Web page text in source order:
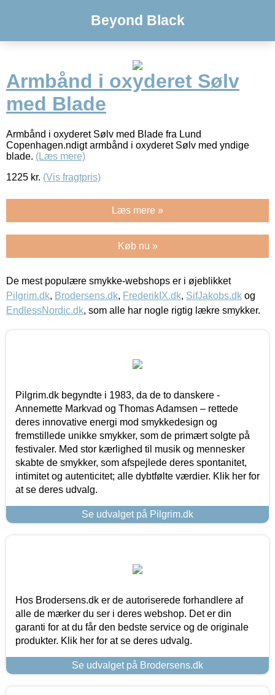
Beyond Black
Armbånd i oxyderet Sølv
med Blade
Armbånd i oxyderet Sølv med Blade fra Lund
Copenhagen.ndigt armbånd i oxyderet Sølv med yndige
blade. (Læs mere)
1225 kr. (Vis fragtpris)
Læs mere »
Køb nu »
De mest populære smykke-webshops er i øjeblikket
Pilgrim.dk, Brodersens.dk, FrederikIX.dk, SifJakobs.dk og
EndlessNordic.dk, som alle har nogle rigtig lækre smykker.
Pilgrim.dk begyndte i 1983, da de to danskere -
Annemette Markvad og Thomas Adamsen – rettede
deres innovative energi mod smykkedesign og
fremstillede unikke smykker, som de primært solgte på
festivaler. Med stor kærlighed til musik og mennesker
skabte de smykker, som afspejlede deres spontanitet,
intimitet og autenticitet; alle dybtfølte værdier. Klik her for
at se deres udvalg.
Se udvalget på Pilgrim.dk
Hos Brodersens.dk er de autoriserede forhandlere af
alle de mærker du ser i deres webshop. Det er din
garanti for at du får den bedste service og de originale
produkter. Klik her for at se deres udvalg.
Se udvalget på Brodersens.dk